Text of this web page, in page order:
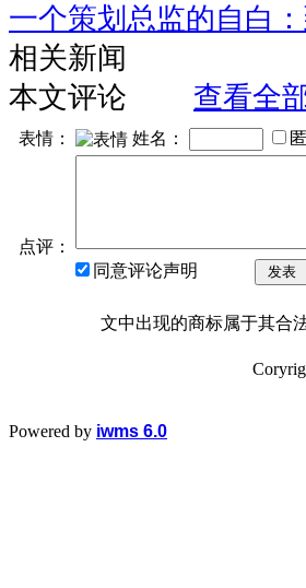
一个策划总监的自白
相关新闻
本文评论
查看全
表情： 姓名：
点评：
同意评论声明
发表
文中出现的商标属于其合
Powered by iwms 6.0